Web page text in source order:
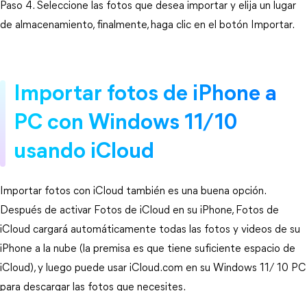
Paso 4. Seleccione las fotos que desea importar y elija un lugar
de almacenamiento, finalmente, haga clic en el botón Importar.
Importar fotos de iPhone a
PC con Windows 11/10
usando iCloud
Importar fotos con iCloud también es una buena opción.
Después de activar Fotos de iCloud en su iPhone, Fotos de
iCloud cargará automáticamente todas las fotos y videos de su
iPhone a la nube (la premisa es que tiene suficiente espacio de
iCloud), y luego puede usar iCloud.com en su Windows 11/ 10 PC
para descargar las fotos que necesites.